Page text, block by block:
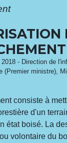
- Direction de
(Premier ministre),
consiste à
d'un
état boisé. La
volontaire du